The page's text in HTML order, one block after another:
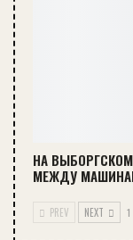
НА
МЕЖДУ
PREV NEXT